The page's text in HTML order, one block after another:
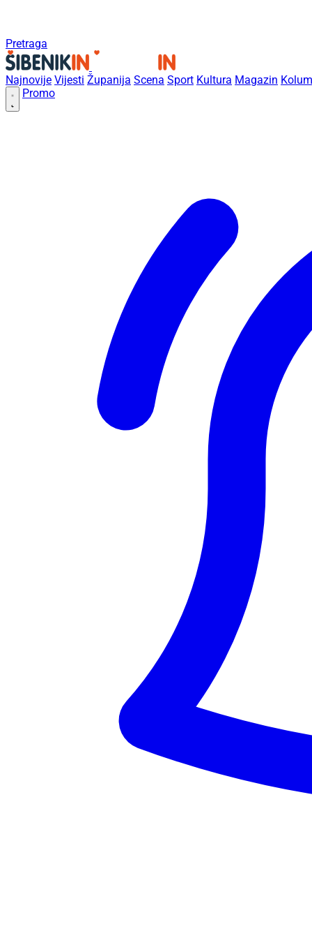
Pretraga
Najnovije Vijesti Županija Scena Sport Kultura Magazin
Promo